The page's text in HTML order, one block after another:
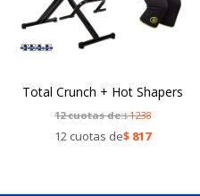
Total Crunch + Hot Shapers
12 cuotas de:$1238
12 cuotas de$ 817